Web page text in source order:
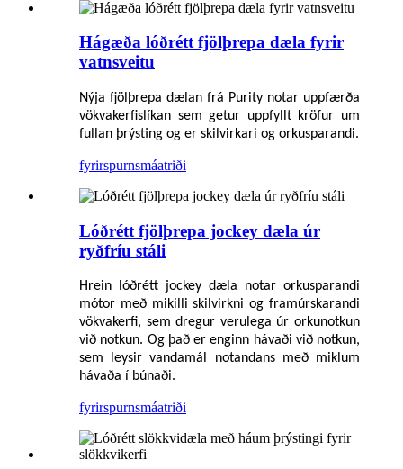
Hágæða lóðrétt fjölþrepa dæla fyrir
vatnsveitu
Nýja fjölþrepa dælan frá Purity notar uppfærða
vökvakerfislíkan sem getur uppfyllt kröfur um
fullan þrýsting og er skilvirkari og orkusparandi.
fyrirspurnsmáatriði
Lóðrétt fjölþrepa jockey dæla úr
ryðfríu stáli
Hrein lóðrétt jockey dæla notar orkusparandi
mótor með mikilli skilvirkni og framúrskarandi
vökvakerfi, sem dregur verulega úr orkunotkun
við notkun. Og það er enginn hávaði við notkun,
sem leysir vandamál notandans með miklum
hávaða í búnaði.
fyrirspurnsmáatriði